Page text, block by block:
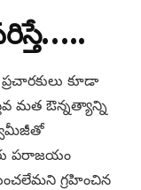
కూడా
మత ఔన్నత్యాన్ని
పరాజయం
గ్రహించిన